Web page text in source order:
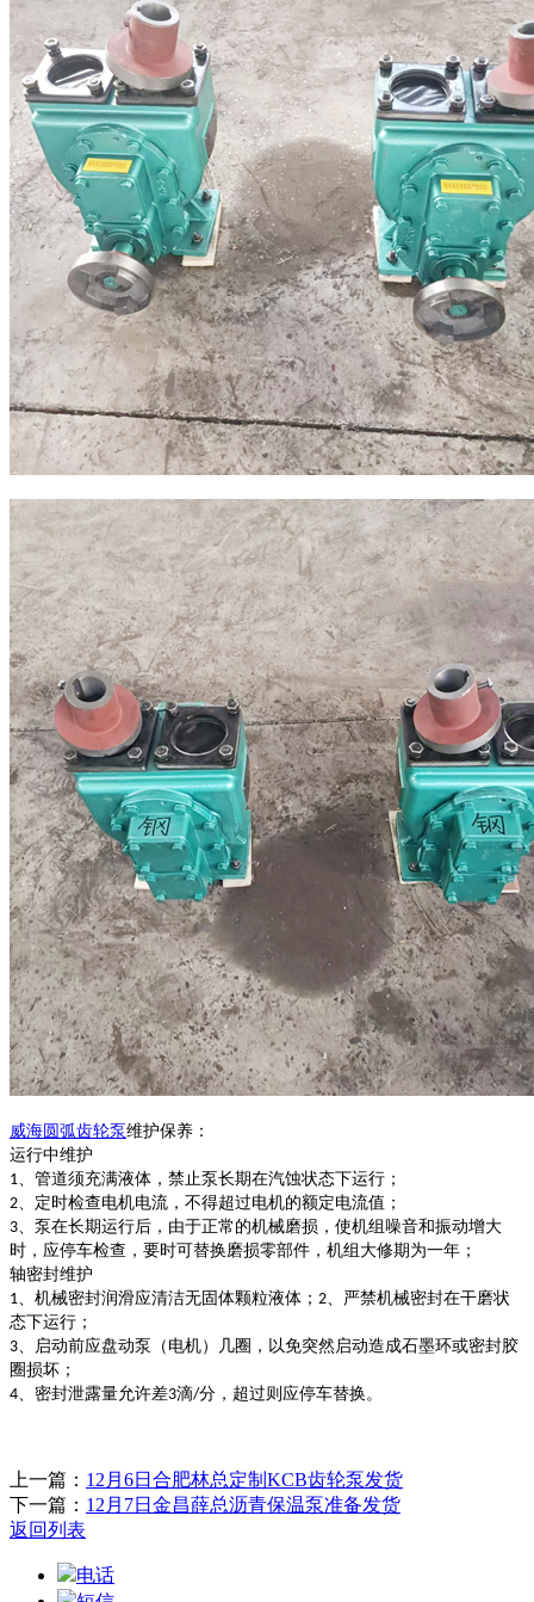
威海 圆弧齿轮泵维护保养：
运行中维护
1、管道须充满液体，禁止泵长期在汽蚀状态下运行；
2、定时检查电机电流，不得超过电机的额定电流值；
3、泵在长期运行后，由于正常的机械磨损，使机组噪音和振动增大
时，应停车检查，要时可替换磨损零部件，机组大修期为一年；
轴密封维护
1、机械密封润滑应清洁无固体颗粒液体； 2、严禁机械密封在干磨状
态下运行；
3、启动前应盘动泵（电机）几圈，以免突然启动造成石墨环或密封胶
圈损坏；
4、密封泄露量允许差3滴/分，超过则应停车替换。
上一篇： 12月6日合肥林总定制KCB齿轮泵发货
下一篇： 12月7日金昌薛总沥青保温泵准备发货
返回列表
电话